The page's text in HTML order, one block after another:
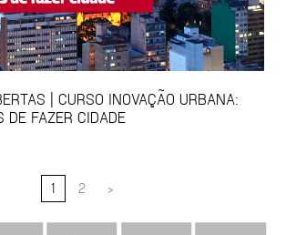
| CURSO INOVAÇÃO URBANA:
DE FAZER CIDADE
1 2 >